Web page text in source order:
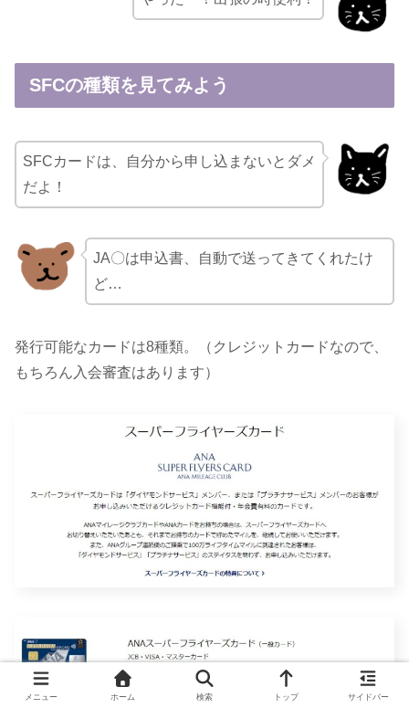
SFCの種類を見てみよう
SFCカードは、自分から申し込まないとダメ
だよ！
JA〇は申込書、自動で送ってきてくれたけ
ど…
発行可能なカードは8種類。（クレジットカードなので、
もちろん入会審査はあります）
メニュー ホーム 検索 トップ サイドバー